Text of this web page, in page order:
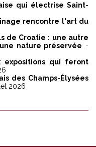
qui électrise Saint-
rencontre l'art du
de Croatie : une autre
nature préservée -
expositions qui feront
des Champs-Élysées
2026